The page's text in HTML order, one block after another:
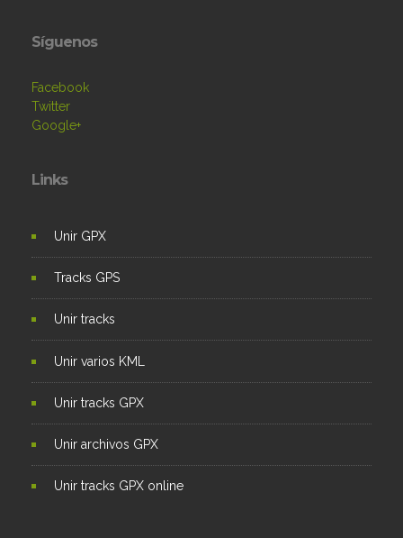
Síguenos
Facebook
Twitter
Google+
Links
Unir GPX
Tracks GPS
Unir tracks
Unir varios KML
Unir tracks GPX
Unir archivos GPX
Unir tracks GPX online